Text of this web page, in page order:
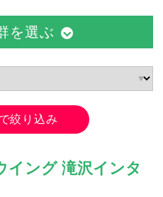
を選ぶ
絞り込み
イング 滝沢インタ